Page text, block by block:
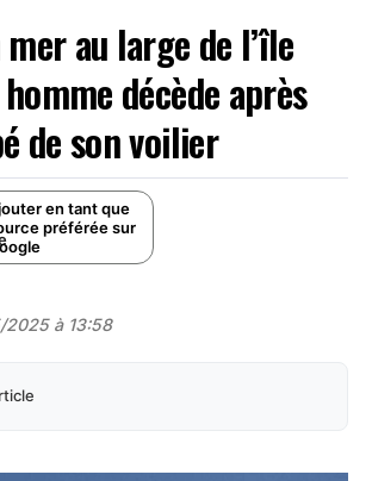
au large de l’île
homme décède après
de son voilier
en tant que
préférée sur
2025 à 13:58